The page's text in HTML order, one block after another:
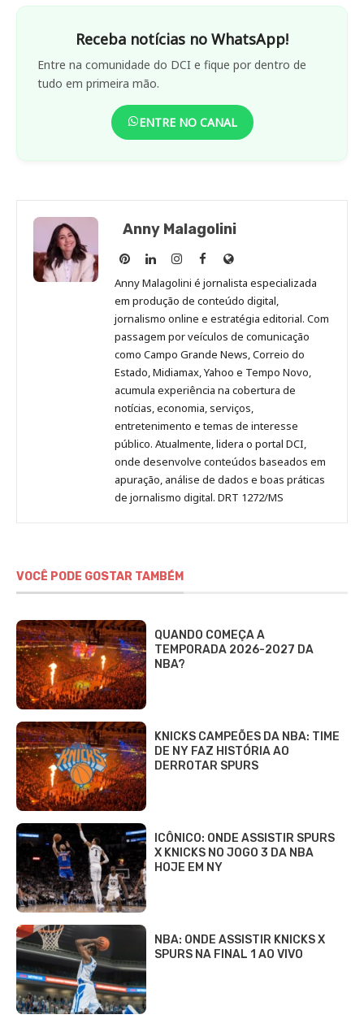
Receba notícias no WhatsApp!
Entre na comunidade do DCI e fique por dentro de
tudo em primeira mão.
ENTRE NO CANAL
Anny Malagolini
Anny
Malagolini
no
Pinterest
Anny
Malagolini
no
LinkedIn
Anny
Malagolini
no
Instagram
Anny
Malagolini
no
Facebook
Site
de
Anny
Malagolini
Anny Malagolini é jornalista especializada
em produção de conteúdo digital,
jornalismo online e estratégia editorial. Com
passagem por veículos de comunicação
como Campo Grande News, Correio do
Estado, Midiamax, Yahoo e Tempo Novo,
acumula experiência na cobertura de
notícias, economia, serviços,
entretenimento e temas de interesse
público. Atualmente, lidera o portal DCI,
onde desenvolve conteúdos baseados em
apuração, análise de dados e boas práticas
de jornalismo digital. DRT 1272/MS
VOCÊ PODE GOSTAR TAMBÉM
QUANDO COMEÇA A
TEMPORADA 2026-2027 DA
NBA?
KNICKS CAMPEÕES DA NBA: TIME
DE NY FAZ HISTÓRIA AO
DERROTAR SPURS
ICÔNICO: ONDE ASSISTIR SPURS
X KNICKS NO JOGO 3 DA NBA
HOJE EM NY
NBA: ONDE ASSISTIR KNICKS X
SPURS NA FINAL 1 AO VIVO